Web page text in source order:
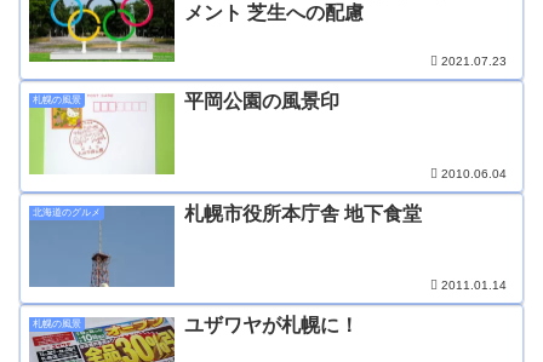
メント 芝生への配慮
2021.07.23
札幌の風景 平岡公園の風景印
2010.06.04
北海道のグルメ 札幌市役所本庁舎 地下食堂
2011.01.14
札幌の風景 ユザワヤが札幌に！